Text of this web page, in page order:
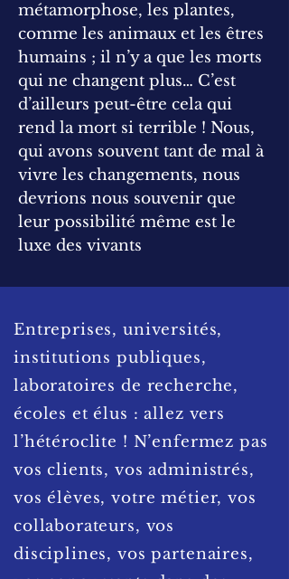
métamorphose, les plantes,
comme les animaux et les êtres
humains ; il n’y a que les morts
qui ne changent plus… C’est
d’ailleurs peut-être cela qui
rend la mort si terrible ! Nous,
qui avons souvent tant de mal à
vivre les changements, nous
devrions nous souvenir que
leur possibilité même est le
luxe des vivants
Entreprises, universités,
institutions publiques,
laboratoires de recherche,
écoles et élus : allez vers
l’hétéroclite ! N’enfermez pas
vos clients, vos administrés,
vos élèves, votre métier, vos
collaborateurs, vos
disciplines, vos partenaires,